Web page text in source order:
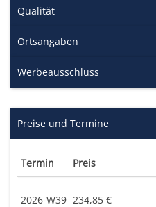
Qualität
Ortsangaben
Werbeausschluss
Preise und Termine
Termin Preis
2026-W39 234,85 €